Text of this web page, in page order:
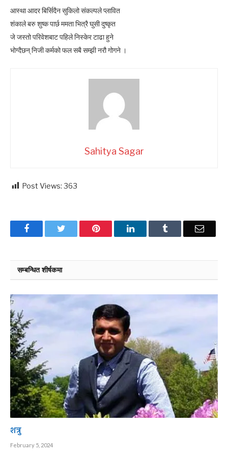
आस्था आदर बिर्सिदैन सुकिलो संकल्पले प्लावित
शंकाले बरु शुष्क पार्छ ममता भित्रै घुसी दुष्कृत
जे जस्तो परिवेशबाट पहिले निस्केर टाढा हुने
भोग्दैछन् निजी कर्मको फल सबै सम्झी नरौ गोगने ।
Sahitya Sagar
Post Views: 363
FacebookTwitter Pinterest LinkedInTumblr Email
सम्बन्धित शीर्षकमा
शत्रु
February 5, 2024